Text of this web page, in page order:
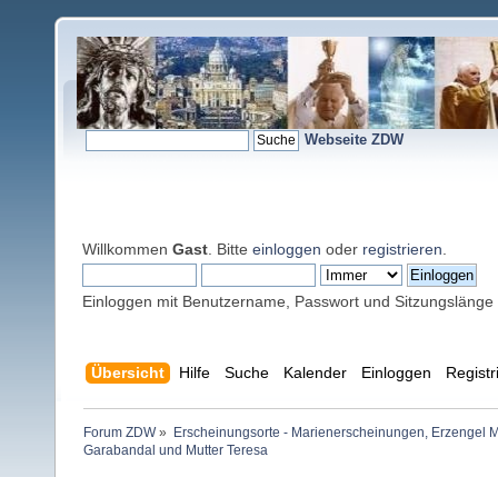
Webseite ZDW
Willkommen Gast . Bitte einloggen oder registrieren
Einloggen mit Benutzername, Passwort und Sitzungslänge
Übersicht Hilfe Suche Kalender Einloggen
Forum ZDW»
Erscheinungsorte - Marienerscheinungen, Erzengel
Garabandal und Mutter Teresa